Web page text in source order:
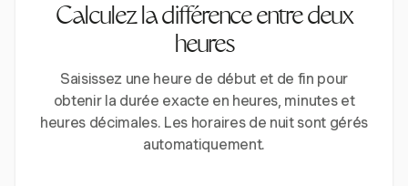
Calculez la différence entre deux
heures
Saisissez une heure de début et de fin pour
obtenir la durée exacte en heures, minutes et
heures décimales. Les horaires de nuit sont gérés
automatiquement.